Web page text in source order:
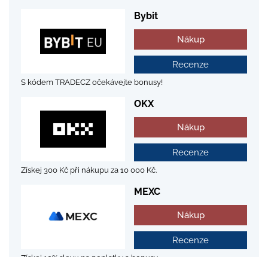
Bybit
Nákup
Recenze
S kódem TRADECZ očekávejte bonusy!
OKX
Nákup
Recenze
Získej 300 Kč při nákupu za 10 000 Kč.
MEXC
Nákup
Recenze